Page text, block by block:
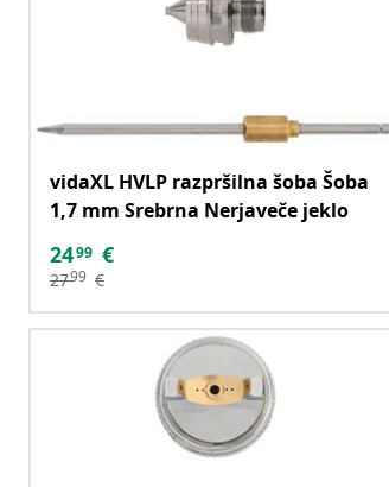
vidaXL HVLP razpršilna šoba Šoba
1,7 mm Srebrna Nerjaveče jeklo
2499 €
2799 €